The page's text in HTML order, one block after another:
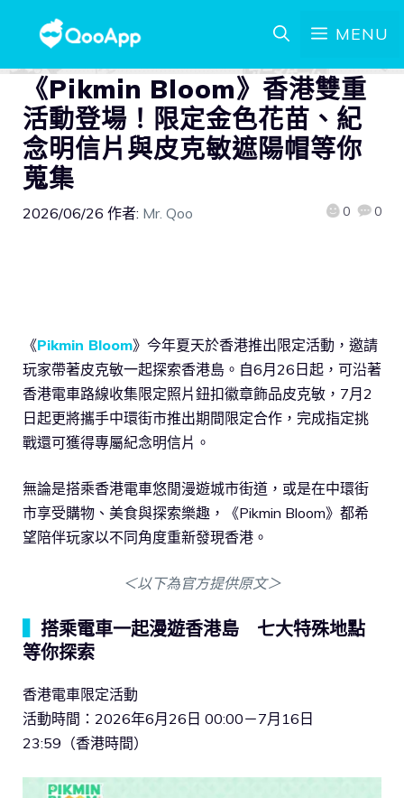
MENU
《Pikmin Bloom》香港雙重
活動登場！限定金色花苗、紀
念明信片與皮克敏遮陽帽等你
蒐集
2026/06/26 作者: Mr. Qoo 0 0
《Pikmin Bloom》今年夏天於香港推出限定活動，邀請
玩家帶著皮克敏一起探索香港島。自6月26日起，可沿著
香港電車路線收集限定照片鈕扣徽章飾品皮克敏，7月2
日起更將攜手中環街市推出期間限定合作，完成指定挑
戰還可獲得專屬紀念明信片。
無論是搭乘香港電車悠閒漫遊城市街道，或是在中環街
市享受購物、美食與探索樂趣，《Pikmin Bloom》都希
望陪伴玩家以不同角度重新發現香港。
＜以下為官方提供原文＞
搭乘電車一起漫遊香港島 七大特殊地點
等你探索
香港電車限定活動
活動時間：2026年6月26日 00:00－7月16日
23:59（香港時間）